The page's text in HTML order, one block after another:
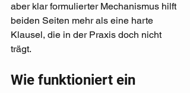
aber klar formulierter Mechanismus hilft
beiden Seiten mehr als eine harte
Klausel, die in der Praxis doch nicht
trägt.
Wie funktioniert ein